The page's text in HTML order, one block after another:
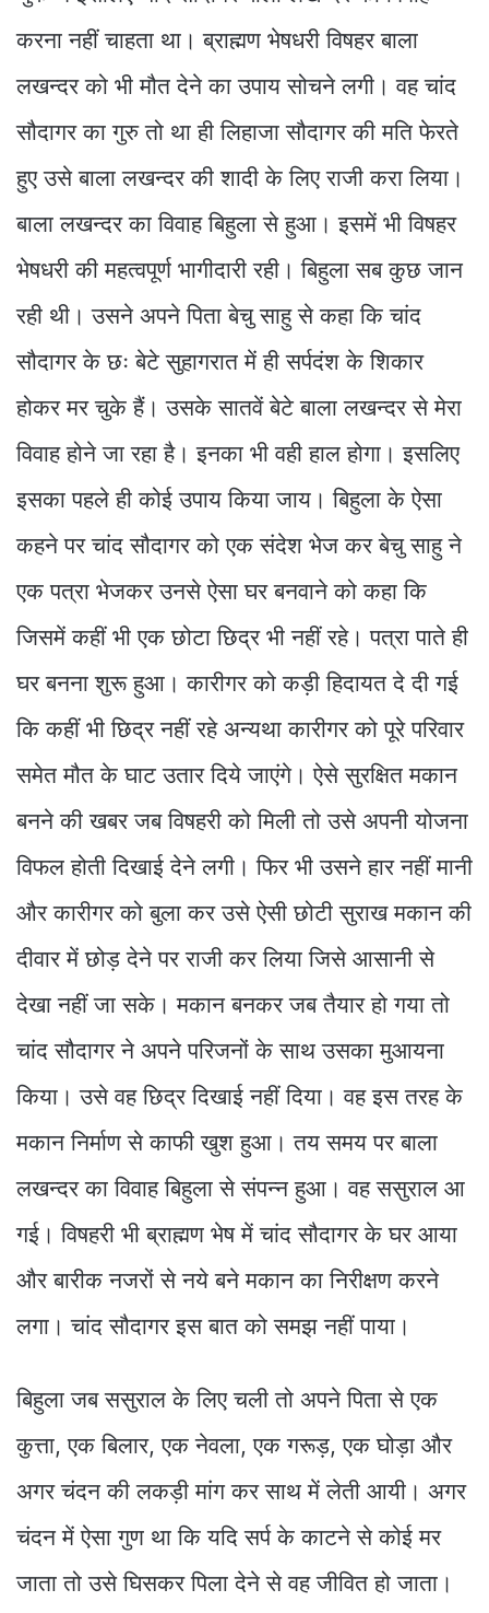
करना नहीं चाहता था। ब्राह्मण भेषधरी विषहर बाला
लखन्दर को भी मौत देने का उपाय सोचने लगी। वह चांद
सौदागर का गुरु तो था ही लिहाजा सौदागर की मति फेरते
हुए उसे बाला लखन्दर की शादी के लिए राजी करा लिया।
बाला लखन्दर का विवाह बिहुला से हुआ। इसमें भी विषहर
भेषधरी की महत्वपूर्ण भागीदारी रही। बिहुला सब कुछ जान
रही थी। उसने अपने पिता बेचु साहु से कहा कि चांद
सौदागर के छः बेटे सुहागरात में ही सर्पदंश के शिकार
होकर मर चुके हैं। उसके सातवें बेटे बाला लखन्दर से मेरा
विवाह होने जा रहा है। इनका भी वही हाल होगा। इसलिए
इसका पहले ही कोई उपाय किया जाय। बिहुला के ऐसा
कहने पर चांद सौदागर को एक संदेश भेज कर बेचु साहु ने
एक पत्रा भेजकर उनसे ऐसा घर बनवाने को कहा कि
जिसमें कहीं भी एक छोटा छिद्र भी नहीं रहे। पत्रा पाते ही
घर बनना शुरू हुआ। कारीगर को कड़ी हिदायत दे दी गई
कि कहीं भी छिद्र नहीं रहे अन्यथा कारीगर को पूरे परिवार
समेत मौत के घाट उतार दिये जाएंगे। ऐसे सुरक्षित मकान
बनने की खबर जब विषहरी को मिली तो उसे अपनी योजना
विफल होती दिखाई देने लगी। फिर भी उसने हार नहीं मानी
और कारीगर को बुला कर उसे ऐसी छोटी सुराख मकान की
दीवार में छोड़ देने पर राजी कर लिया जिसे आसानी से
देखा नहीं जा सके। मकान बनकर जब तैयार हो गया तो
चांद सौदागर ने अपने परिजनों के साथ उसका मुआयना
किया। उसे वह छिद्र दिखाई नहीं दिया। वह इस तरह के
मकान निर्माण से काफी खुश हुआ। तय समय पर बाला
लखन्दर का विवाह बिहुला से संपन्न हुआ। वह ससुराल आ
गई। विषहरी भी ब्राह्मण भेष में चांद सौदागर के घर आया
और बारीक नजरों से नये बने मकान का निरीक्षण करने
लगा। चांद सौदागर इस बात को समझ नहीं पाया।
बिहुला जब ससुराल के लिए चली तो अपने पिता से एक
कुत्ता, एक बिलार, एक नेवला, एक गरूड़, एक घोड़ा और
अगर चंदन की लकड़ी मांग कर साथ में लेती आयी। अगर
चंदन में ऐसा गुण था कि यदि सर्प के काटने से कोई मर
जाता तो उसे घिसकर पिला देने से वह जीवित हो जाता।